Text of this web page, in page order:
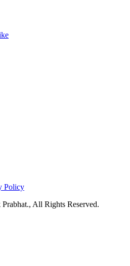
Policy
All Rights Reserved.